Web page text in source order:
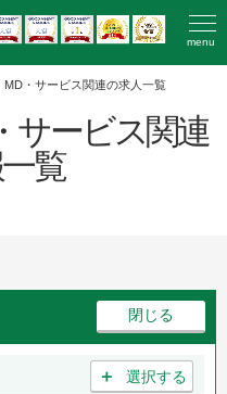
menu
MD・サービス関連の求人一覧
サービス関連
覧
＋ 選択する